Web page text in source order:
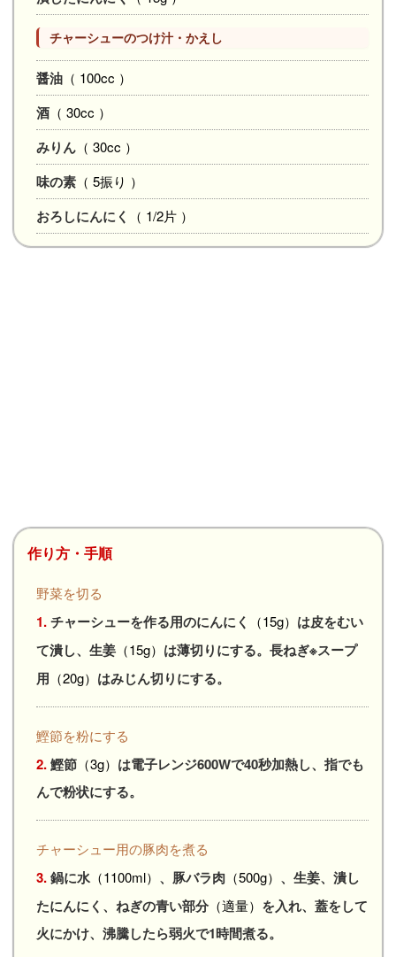
チャーシューのつけ汁・かえし
醤油 （ 100cc ）
酒 （ 30cc ）
みりん （ 30cc ）
味の素 （ 5振り ）
おろしにんにく （ 1/2片 ）
作り方・手順
野菜を切る
1.チャーシューを作る用のにんにく （15g） は皮をむい
て潰し、生姜 （15g） は薄切りにする。長ねぎ※スープ
用 （20g） はみじん切りにする。
鰹節を粉にする
2.鰹節 （3g） は電子レンジ600Wで40秒加熱し、指でも
んで粉状にする。
チャーシュー用の豚肉を煮る
3.鍋に水 （1100ml） 、豚バラ肉 （500g） 、生姜、潰し
たにんにく、ねぎの青い部分（適量） を入れ、蓋をして
火にかけ、沸騰したら弱火で1時間煮る。